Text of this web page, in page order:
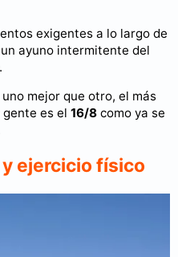
exigentes a lo largo de
ayuno intermitente del
mejor que otro, el más
es el 16/8 como ya se
ejercicio físico